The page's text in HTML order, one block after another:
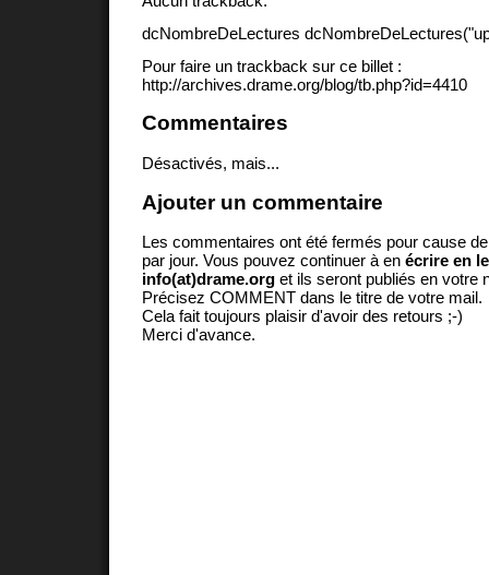
dcNombreDeLectures
Pour faire un trackback sur ce billet :
http://archives.drame.org/blog/tb.php?id=4410
Commentaires
Désactivés, mais...
Ajouter un commentaire
Les commentaires ont été fermés pour cause
par jour. Vous pouvez continuer à en écrire en
info(at)drame.org et ils seront publiés en votre
Précisez COMMENT dans le titre de votre mail.
Cela fait toujours plaisir d'avoir des retours ;-)
Merci d'avance.